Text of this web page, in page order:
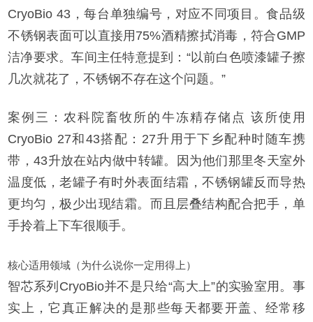
CryoBio 43，每台单独编号，对应不同项目。食品级
不锈钢表面可以直接用75%酒精擦拭消毒，符合GMP
洁净要求。车间主任特意提到：“以前白色喷漆罐子擦
几次就花了，不锈钢不存在这个问题。”
案例三：农科院畜牧所的牛冻精存储点 该所使用
CryoBio 27和43搭配：27升用于下乡配种时随车携
带，43升放在站内做中转罐。因为他们那里冬天室外
温度低，老罐子有时外表面结霜，不锈钢罐反而导热
更均匀，极少出现结霜。而且层叠结构配合把手，单
手拎着上下车很顺手。
核心适用领域（为什么说你一定用得上）
智芯系列CryoBio并不是只给“高大上”的实验室用。事
实上，它真正解决的是那些每天都要开盖、经常移